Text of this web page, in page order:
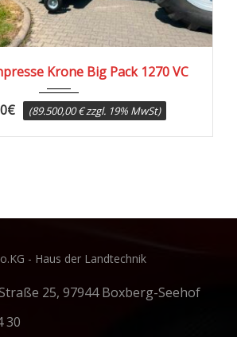
Krone Big Pack 1270 VC
€ (89.500,00 € zzgl. 19% MwSt)
- Haus der Landtechnik
25, 97944 Boxberg-Seehof
30